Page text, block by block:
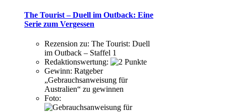
The Tourist – Duell im Outback: Eine
Serie zum Vergessen
Rezension zu: The Tourist: Duell
im Outback – Staffel 1
Redaktionswertung:
Gewinn: Ratgeber
„Gebrauchsanweisung für
Australien“ zu gewinnen
Foto: